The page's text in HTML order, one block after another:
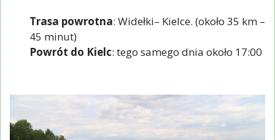
Trasa powrotna: Widełki– Kielce. (około 35 km –
45 minut)
Powrót do Kielc: tego samego dnia około 17:00